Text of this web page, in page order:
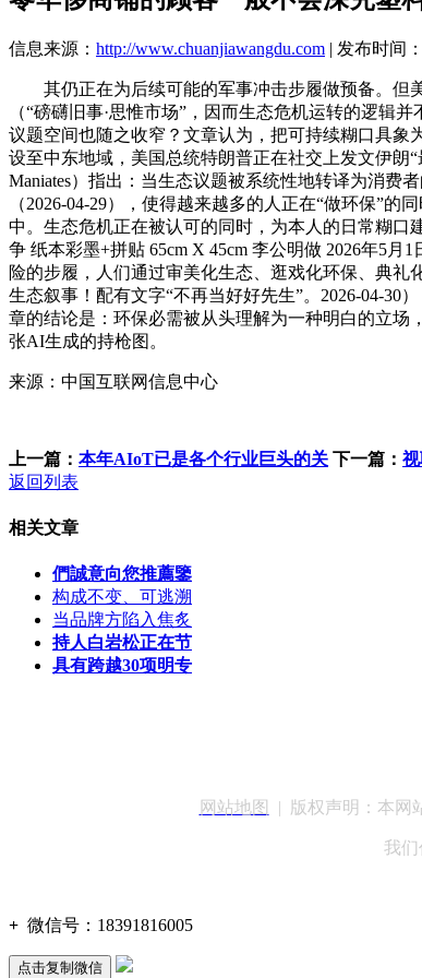
信息来源： http://www.chuanjiawangdu.com | 发布时间
其仍正在为后续可能的军事冲击步履做预备。但美
（“磅礴旧事·思惟市场”，因而生态危机运转的逻辑
议题空间也随之收窄？文章认为，把可持续糊口具象
设至中东地域，美国总统特朗普正在社交上发文伊朗
Maniates）指出：当生态议题被系统性地转译为消费
（2026-04-29），使得越来越多的人正在“做环保”
中。生态危机正在被认可的同时，为本人的日常糊
争 纸本彩墨+拼贴 65cm X 45cm 李公明做 2026年5
险的步履，人们通过审美化生态、逛戏化环保、典
生态叙事！配有文字“不再当好好先生”。2026-04-
章的结论是：环保必需被从头理解为一种明白的立场
张AI生成的持枪图。
来源：中国互联网信息中心
上一篇： 本年AIoT已是各个行业巨头的关 下一篇：
返回列表
相关文章
們誠意向您推薦鑒
构成不变、可逃溯
当品牌方陷入焦炙
持人白岩松正在节
具有跨越30项明专
网站地图 | 版权声明：本网
我们
+ 微信号： 18391816005
点击复制微信